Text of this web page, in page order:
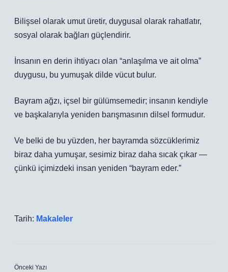
Bilişsel olarak umut üretir, duygusal olarak rahatlatır,
sosyal olarak bağları güçlendirir.
İnsanın en derin ihtiyacı olan “anlaşılma ve ait olma”
duygusu, bu yumuşak dilde vücut bulur.
Bayram ağzı, içsel bir gülümsemedir; insanın kendiyle
ve başkalarıyla yeniden barışmasının dilsel formudur.
Ve belki de bu yüzden, her bayramda sözcüklerimiz
biraz daha yumuşar, sesimiz biraz daha sıcak çıkar —
çünkü içimizdeki insan yeniden “bayram eder.”
Tarih: Makaleler
Önceki Yazı